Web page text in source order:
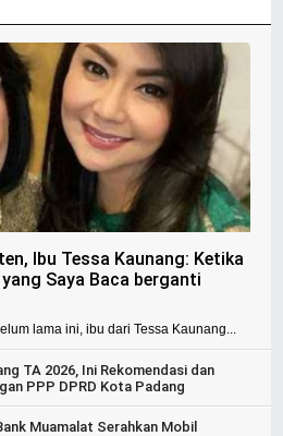
Ibu Tessa Kaunang: Ketika
Saya Baca berganti
lama ini, ibu dari Tessa Kaunang...
TA 2026, Ini Rekomendasi dan
PPP DPRD Kota Padang
Muamalat Serahkan Mobil